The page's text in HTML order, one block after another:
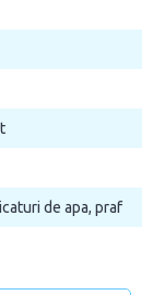
de apa, praf